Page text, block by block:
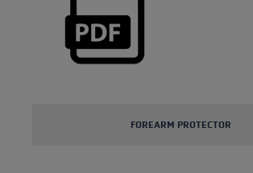
FOREARM PROTECTOR